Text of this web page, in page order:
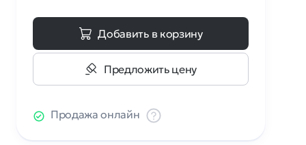
Добавить в корзину
Предложить цену
Продажа онлайн